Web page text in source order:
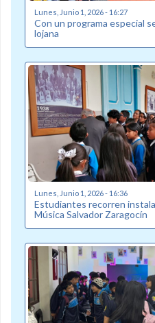
Lunes, Junio 1, 2026 - 16:27
Con un programa especial
lojana
Lunes, Junio 1, 2026 - 16:36
Estudiantes recorren
Música Salvador Zaragocín